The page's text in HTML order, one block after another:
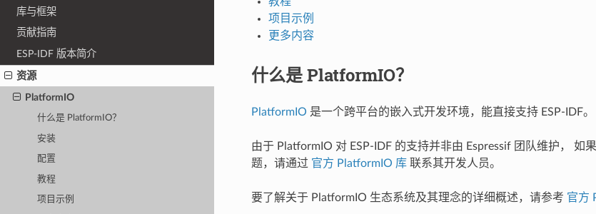
库与框架
贡献指南
ESP-IDF 版本简介
资源
PlatformIO
什么是 PlatformIO？
安装
配置
教程
项目示例
项目示例
更多内容
什么是 PlatformIO？
PlatformIO 是一个跨平台的嵌入式开发环境，能直接支持 ESP-IDF。
由于 PlatformIO 对 ESP-IDF 的支持并非由 Espressif 团队维护， 如
题，请通过 官方 PlatformIO 库联系其开发人员。
要了解关于 PlatformIO 生态系统及其理念的详细概述，请参考 官方